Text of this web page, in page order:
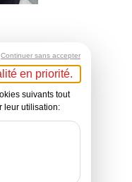
Continuer sans accepter
en priorité.
suivants tout
leur utilisation: